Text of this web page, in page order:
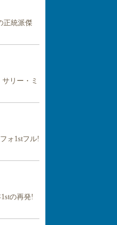
正統派傑
リー・ミ
ォ1stフル!
の再発!